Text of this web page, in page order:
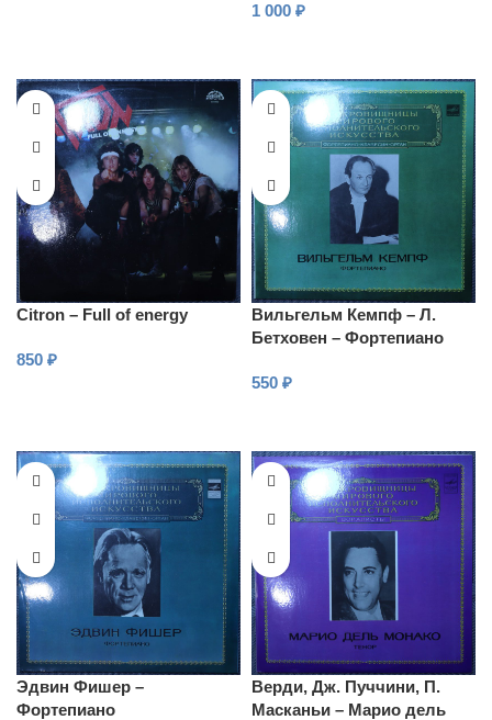
1 000 ₽
Citron – Full of energy
850 ₽
Вильгельм Кемпф – Л.
Бетховен – Фортепиано
550 ₽
Эдвин Фишер –
Фортепиано
Верди, Дж. Пуччини, П.
Масканьи – Марио дель